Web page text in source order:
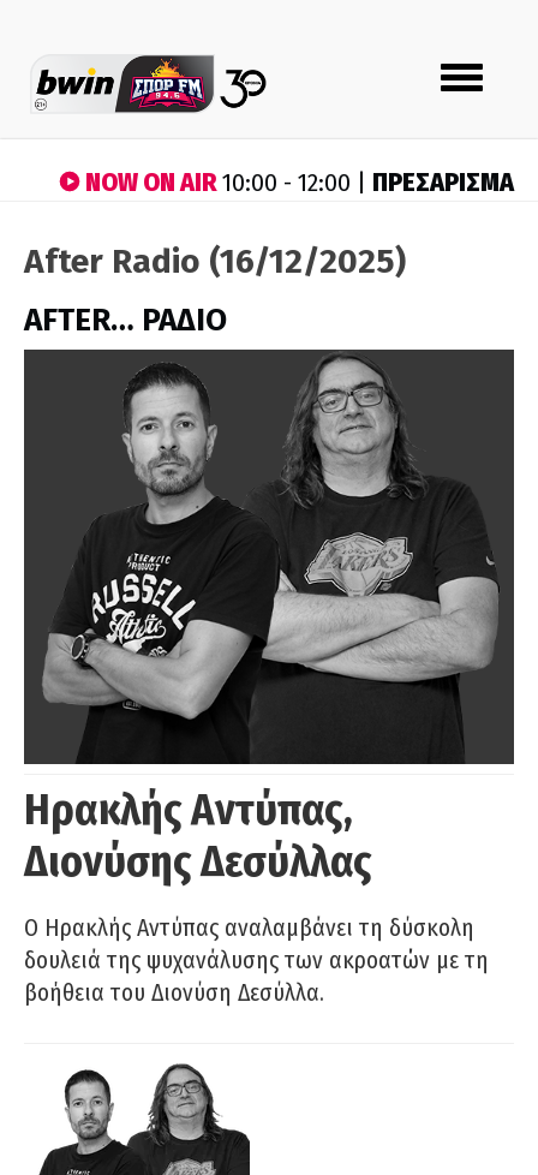
Toggle
navigation
NOW ON AIR10:00 - 12:00 | ΠΡΕΣΑΡΙΣΜΑ
After Radio (16/12/2025)
AFTER… ΡΑΔΙΟ
Ηρακλής Αντύπας,
Διονύσης Δεσύλλας
Ο Ηρακλής Αντύπας αναλαμβάνει τη δύσκολη
δουλειά της ψυχανάλυσης των ακροατών με τη
βοήθεια του Διονύση Δεσύλλα.